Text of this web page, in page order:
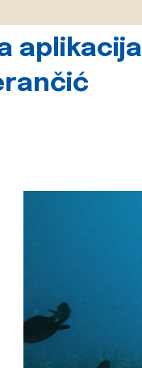
aplikacija